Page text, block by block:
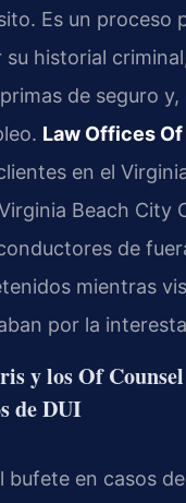
Es un proceso
historial
de seguro y,
Law Offices Of
en el
Beach City
de
mientras
por la
y los Of
de DUI
bufete en casos